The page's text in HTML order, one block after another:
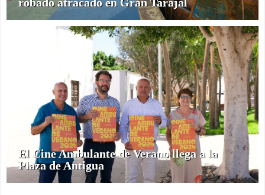
El Cine Ambulante de Verano llega a la
Plaza de Antigua